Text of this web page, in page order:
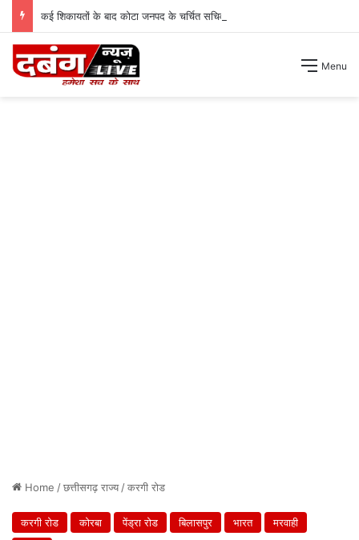
कई शिकायतों के बाद कोटा जनपद के चर्चित सचिव पंचायत से हटाए गए ।
Menu
Home /छत्तीसगढ़ राज्य/करगी रोड
करगी रोड कोरबा पेंड्रा रोड बिलासपुर भारत
मरवाही